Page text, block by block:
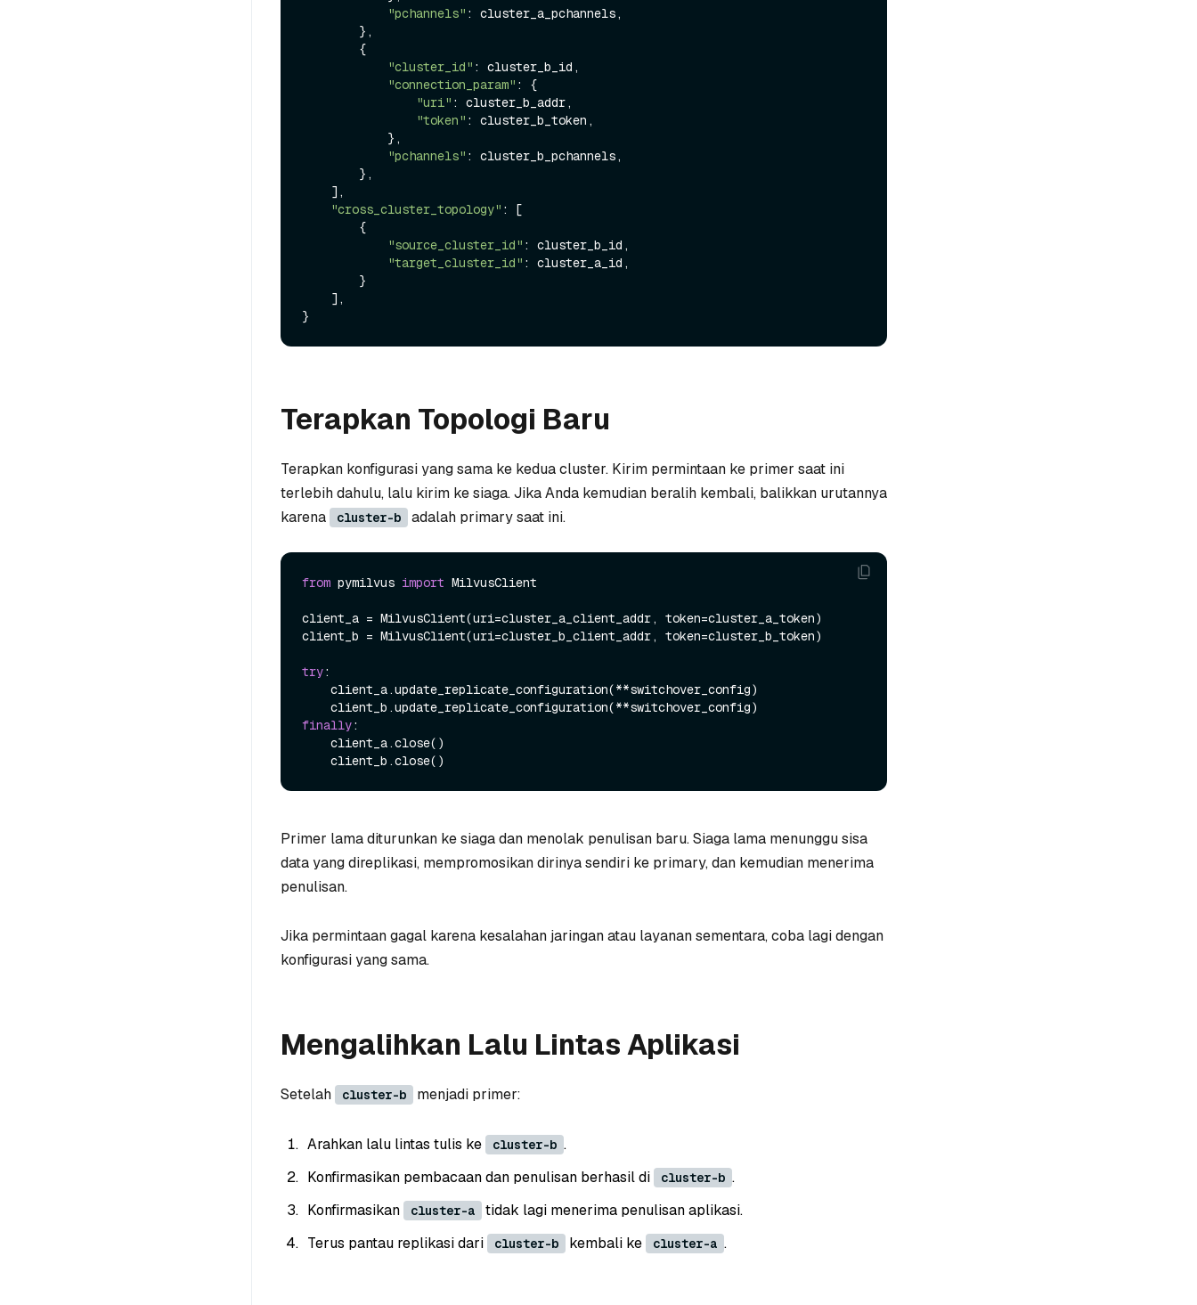
"pchannels" : cluster_a_pchannels,
"cluster_id" : cluster_b_id,
"connection_param" : {
"uri" : cluster_b_addr,
"token" : cluster_b_token,
"pchannels" : cluster_b_pchannels,
"cross_cluster_topology" : [
"source_cluster_id" : cluster_b_id,
"target_cluster_id" : cluster_a_id,
Terapkan Topologi Baru
Terapkan konfigurasi yang sama ke kedua cluster. Kirim permintaan ke primer saat ini
terlebih dahulu, lalu kirim ke siaga. Jika Anda kemudian beralih kembali, balikkan urutannya
karena
cluster-b adalah primary saat ini.
from pymilvus import MilvusClient
client_a = MilvusClient(uri=cluster_a_client_addr, token=cluster_a_token)
client_b = MilvusClient(uri=cluster_b_client_addr, token=cluster_b_token)
try:
finally:
Primer lama diturunkan ke siaga dan menolak penulisan baru. Siaga lama menunggu sisa
data yang direplikasi, mempromosikan dirinya sendiri ke primary, dan kemudian menerima
penulisan.
Jika permintaan gagal karena kesalahan jaringan atau layanan sementara, coba lagi dengan
konfigurasi yang sama.
Mengalihkan Lalu Lintas Aplikasi
Setelah cluster-b menjadi primer:
Arahkan lalu lintas tulis ke cluster-b .
Konfirmasikan pembacaan dan penulisan berhasil di
cluster-b .
Konfirmasikan
cluster-a
tidak lagi menerima penulisan aplikasi.
Terus pantau replikasi dari
cluster-b kembali ke cluster-a .